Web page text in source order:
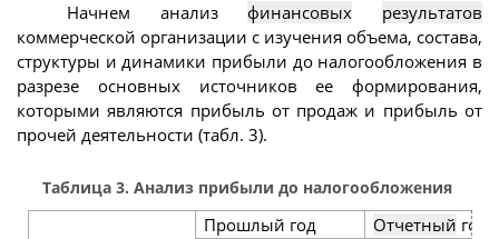
Начнем анализфинансовых
результатов
коммерческой организации с изучения объема, состава,
структуры и динамики прибыли до налогообложения в
разрезе основных источников ее формирования,
которыми являются прибыль от продаж и прибыль от
прочей деятельности (табл. 3).
Таблица 3. Анализ прибыли до налогообложения
Прошлый год Отчетный год